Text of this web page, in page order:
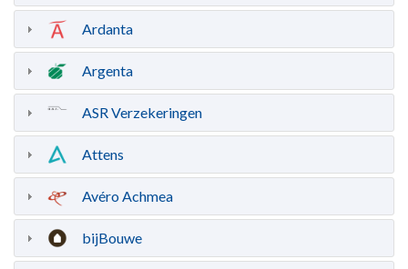
Ardanta
Argenta
ASR Verzekeringen
Attens
Avéro Achmea
bijBouwe